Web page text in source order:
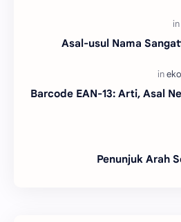
Asal-usul Nama
Barcode EAN-13: Arti, Asal
Penunjuk Arah